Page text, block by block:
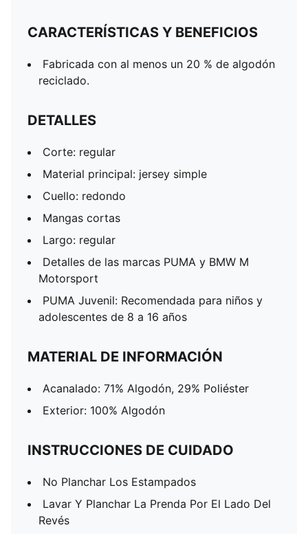
CARACTERÍSTICAS Y BENEFICIOS
Fabricada con al menos un 20 % de algodón
reciclado.
DETALLES
Corte: regular
Material principal: jersey simple
Cuello: redondo
Mangas cortas
Largo: regular
Detalles de las marcas PUMA y BMW M
Motorsport
PUMA Juvenil: Recomendada para niños y
adolescentes de 8 a 16 años
MATERIAL DE INFORMACIÓN
Acanalado: 71% Algodón, 29% Poliéster
Exterior: 100% Algodón
INSTRUCCIONES DE CUIDADO
No Planchar Los Estampados
Lavar Y Planchar La Prenda Por El Lado Del
Revés